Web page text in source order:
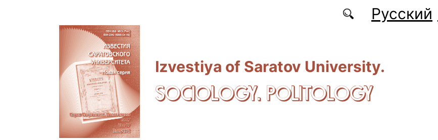
Русский
Izvestiya of Saratov University.
SOCIOLOGY. POLITOLOGY